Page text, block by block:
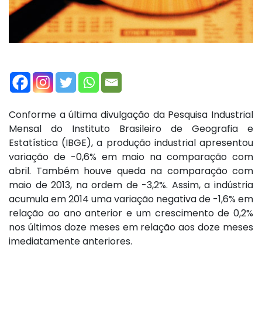
Conforme a última divulgação da Pesquisa Industrial
Mensal do Instituto Brasileiro de Geografia e
Estatística (IBGE), a produção industrial apresentou
variação de -0,6% em maio na comparação com
abril. Também houve queda na comparação com
maio de 2013, na ordem de -3,2%. Assim, a indústria
acumula em 2014 uma variação negativa de -1,6% em
relação ao ano anterior e um crescimento de 0,2%
nos últimos doze meses em relação aos doze meses
imediatamente anteriores.